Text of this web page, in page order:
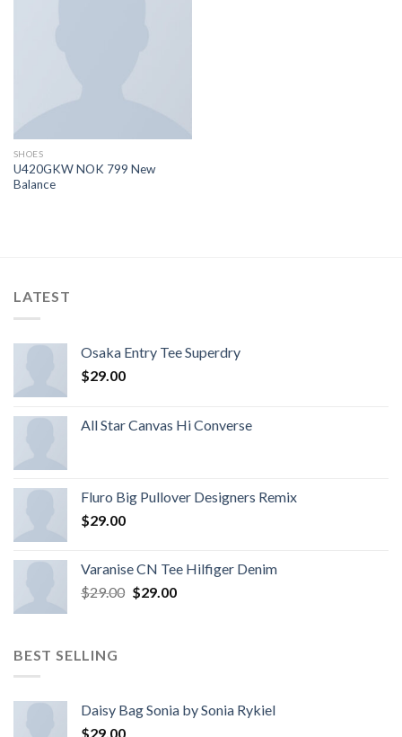
SHOES
U420GKW NOK 799 New
Balance
LATEST
Osaka Entry Tee Superdry
$29.00
All Star Canvas Hi Converse
Fluro Big Pullover Designers Remix
$29.00
Varanise CN Tee Hilfiger Denim
$29.00 $29.00
BEST SELLING
Daisy Bag Sonia by Sonia Rykiel
$29.00